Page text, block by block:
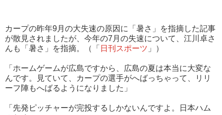
カープの昨年9月の大失速の原因に「暑さ」を指摘した記事
が散見されましたが、今年の7月の失速について、江川卓さ
んも「暑さ」を指摘。（「 日刊スポーツ 」）
「ホームゲームが広島ですから、広島の夏は本当に大変な
んです。見ていて、カープの選手がへばっちゃって、リリ
ーフ陣もへばるようになりました」
「先発ピッチャーが完投するしかないんですよ。日本ハム